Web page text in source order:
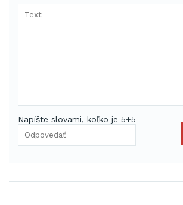
Napíšte slovami, koľko je 5+5